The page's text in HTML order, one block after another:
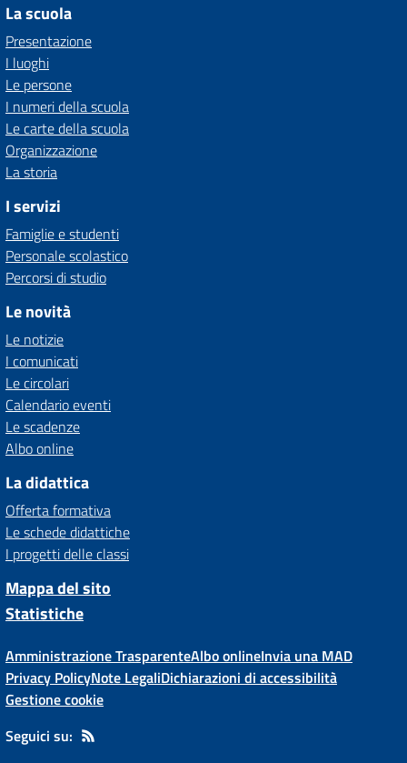
La scuola
Presentazione
I luoghi
Le persone
I numeri della scuola
Le carte della scuola
Organizzazione
La storia
I servizi
Famiglie e studenti
Personale scolastico
Percorsi di studio
Le novità
Le notizie
I comunicati
Le circolari
Calendario eventi
Le scadenze
Albo online
La didattica
Offerta formativa
Le schede didattiche
I progetti delle classi
Mappa del sito
Statistiche
Amministrazione TrasparenteAlbo onlineInvia una MAD
Privacy PolicyNote LegaliDichiarazioni di accessibilità
Gestione cookie
Seguici su: